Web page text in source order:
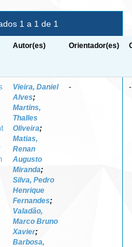
1 a 1 de 1
Autor(es) Orientador(es)
Vieira, Daniel
Alves;
Martins,
Thalles
Oliveira;
Matias,
Renan
Augusto
Miranda;
Silva, Pedro
Henrique
Fernandes;
Valadão,
Marco Bruno
Xavier;
Barbosa,
- -